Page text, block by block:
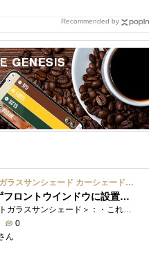
Recommended by
マツダ3フロントガラスサンシェード カーシェード 車用 フロントウィンドウさんしえーど 遮光 断熱 カスタムパーツ 車種専用設計 折り畳み式 取付簡単 収納袋付き
使いだすと必ずフロントウインドウに設置する習慣がつきます
＜マツダ3フロントガラスサンシェード＞：・これまで使用していたサンシェードでも使用できるのですが、車内に蛇腹に畳んだサンシェード は�...
0
ん